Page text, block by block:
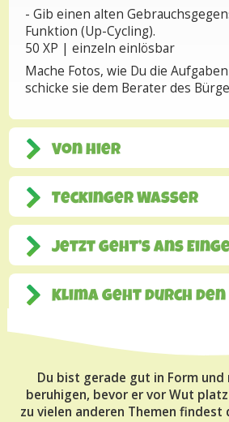
- Gib einen alten
Funktion (Up-Cycling).
50 XP | einzeln einlösbar
Mache Fotos, wie Du die
schicke sie dem Berater des
Von hier
Teckinger Wasser
Jetzt geht’s ans
Klima geht durch den
Du bist gerade gut in Form und
beruhigen, bevor er vor Wut
zu vielen anderen Themen findest